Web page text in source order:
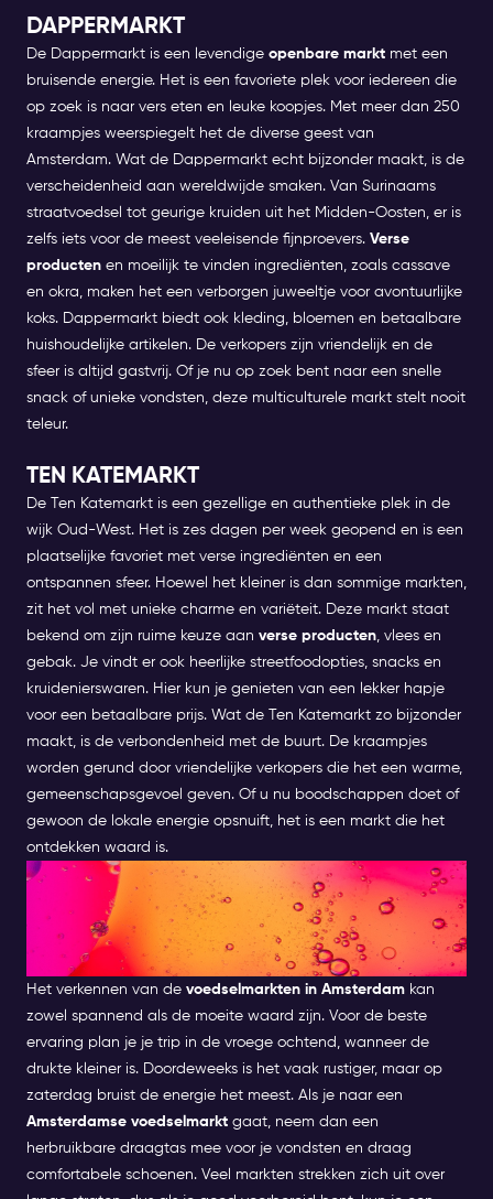
DAPPERMARKT
De Dappermarkt is een levendige openbare markt met een
bruisende energie. Het is een favoriete plek voor iedereen die
op zoek is naar vers eten en leuke koopjes. Met meer dan 250
kraampjes weerspiegelt het de diverse geest van
Amsterdam. Wat de Dappermarkt echt bijzonder maakt, is de
verscheidenheid aan wereldwijde smaken. Van Surinaams
straatvoedsel tot geurige kruiden uit het Midden-Oosten, er is
zelfs iets voor de meest veeleisende fijnproevers. Verse
producten en moeilijk te vinden ingrediënten, zoals cassave
en okra, maken het een verborgen juweeltje voor avontuurlijke
koks. Dappermarkt biedt ook kleding, bloemen en betaalbare
huishoudelijke artikelen. De verkopers zijn vriendelijk en de
sfeer is altijd gastvrij. Of je nu op zoek bent naar een snelle
snack of unieke vondsten, deze multiculturele markt stelt nooit
teleur.
TEN KATEMARKT
De Ten Katemarkt is een gezellige en authentieke plek in de
wijk Oud-West. Het is zes dagen per week geopend en is een
plaatselijke favoriet met verse ingrediënten en een
ontspannen sfeer. Hoewel het kleiner is dan sommige markten,
zit het vol met unieke charme en variëteit. Deze markt staat
bekend om zijn ruime keuze aan verse producten, vlees en
gebak. Je vindt er ook heerlijke streetfoodopties, snacks en
kruidenierswaren. Hier kun je genieten van een lekker hapje
voor een betaalbare prijs. Wat de Ten Katemarkt zo bijzonder
maakt, is de verbondenheid met de buurt. De kraampjes
worden gerund door vriendelijke verkopers die het een warme,
gemeenschapsgevoel geven. Of u nu boodschappen doet of
gewoon de lokale energie opsnuift, het is een markt die het
ontdekken waard is.
TIPS VOOR EEN BEZOEK AAN
DE AMSTERDAMSE
VOEDSELMARKTEN
Het verkennen van de voedselmarkten in Amsterdam kan
zowel spannend als de moeite waard zijn. Voor de beste
ervaring plan je je trip in de vroege ochtend, wanneer de
drukte kleiner is. Doordeweeks is het vaak rustiger, maar op
zaterdag bruist de energie het meest. Als je naar een
Amsterdamse voedselmarkt gaat, neem dan een
herbruikbare draagtas mee voor je vondsten en draag
comfortabele schoenen. Veel markten strekken zich uit over